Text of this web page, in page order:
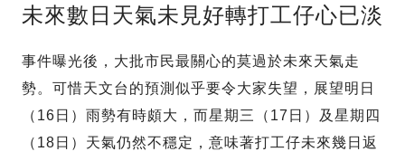
未來數日天氣未見好轉打工仔心已淡
事件曝光後，大批市民最關心的莫過於未來天氣走
勢。可惜天文台的預測似乎要令大家失望，展望明日
（16日）雨勢有時頗大，而星期三（17日）及星期四
（18日）天氣仍然不穩定，意味著打工仔未來幾日返